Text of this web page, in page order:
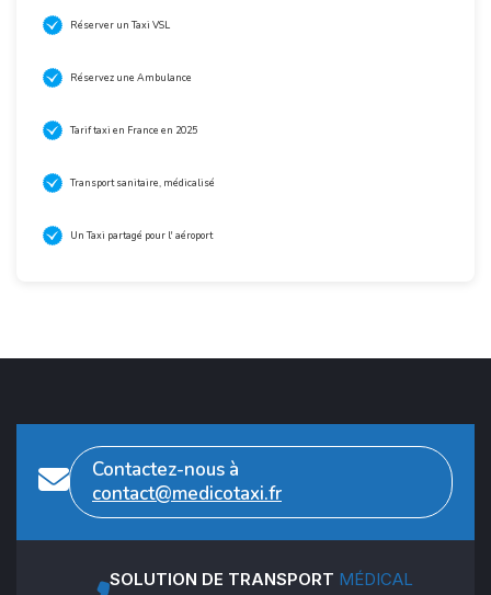
Réserver un Taxi VSL
Réservez une Ambulance
Tarif taxi en France en 2025
Transport sanitaire, médicalisé
Un Taxi partagé pour l' aéroport
Contactez-nous à
contact@medicotaxi.fr
SOLUTION DE TRANSPORT MÉDICAL